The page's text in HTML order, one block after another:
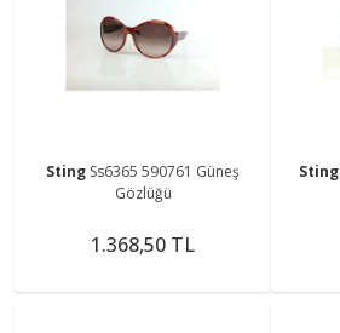
Sting Ss6365 590761 Güneş
Gözlüğü
1.368,50 TL
Sting